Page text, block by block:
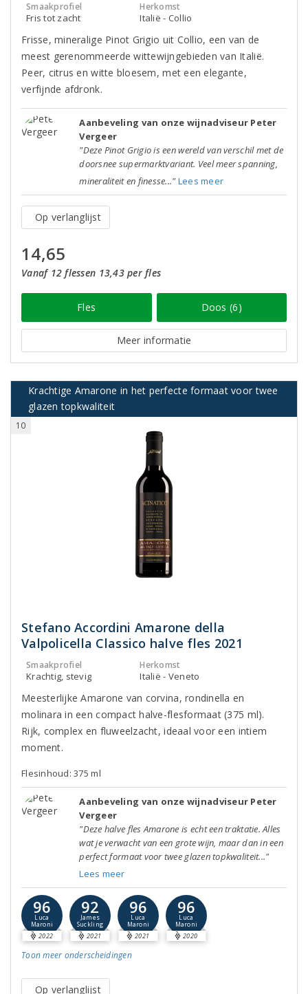
Smaakprofiel
Fris tot zacht
Herkomst
Italië - Collio
Frisse, mineralige Pinot Grigio uit Collio, een van de
meest gerenommeerde wittewijngebieden van Italië.
Peer, citrus en witte bloesem, met een elegante,
verfijnde afdronk.
Aanbeveling van onze wijnadviseur Peter
Vergeer
"Deze Pinot Grigio is een wereld van verschil met de
doorsnee supermarktvariant. Veel meer spanning,
mineraliteit en finesse..." Lees meer
Op verlanglijst
14,65
Vanaf 12 flessen 13,43 per fles
Fles Doos (6)
Meer informatie
Krachtige Amarone in het perfecte formaat voor twee
glazen topkwaliteit
10
Stefano Accordini Amarone della
Valpolicella Classico halve fles 2021
Smaakprofiel
Krachtig, stevig
Herkomst
Italië - Veneto
Meesterlijke Amarone van corvina, rondinella en
molinara in een compact halve-flesformaat (375 ml).
Rijk, complex en fluweelzacht, ideaal voor een intiem
moment.
Flesinhoud: 375 ml
Aanbeveling van onze wijnadviseur Peter
Vergeer
"Deze halve fles Amarone is echt een traktatie. Alles
wat je verwacht van een grote wijn, maar dan in een
perfect formaat voor twee glazen topkwaliteit..."
Lees meer
96
Luca
Maroni
2022
92
James
Suckling
2021
96
Luca
Maroni
2021
96
Luca
Maroni
2020
Toon meer onderscheidingen
Op verlanglijst